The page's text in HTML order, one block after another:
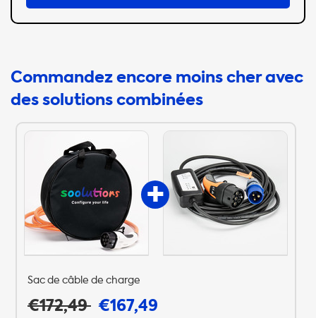
Commandez encore moins cher avec
des solutions combinées
Sac de câble de charge
€172,49 €167,49